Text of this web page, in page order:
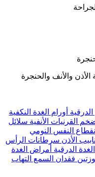
والأنف والحنجرة
أورام الغدة النكفية
القرنيات الأنفية سلائل
انقطاع النفس النومي
أنابيب الأذن سرطانات الرأس
الدرقية أمراض الغدة
فقدان السمع التهاب